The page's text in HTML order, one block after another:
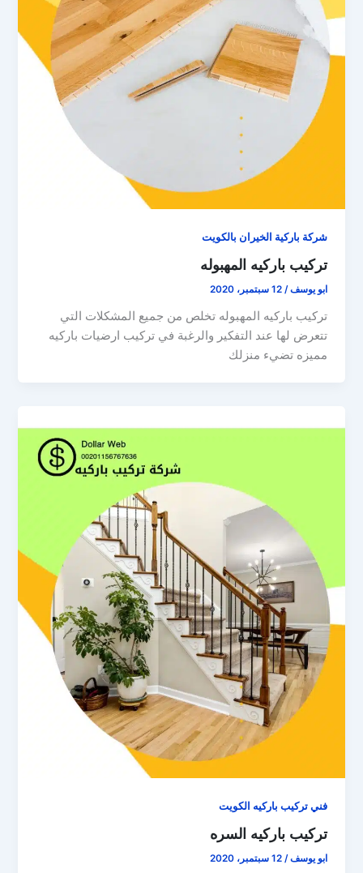
شركة باركية الخيران بالكويت
تركيب باركيه المهبوله
ابو يوسف/12 سبتمبر، 2020
تركيب باركيه المهبوله تخلص من جميع المشكلات التي
تتعرض لها عند التفكير والرغبة في تركيب ارضيات باركيه
مميزه تضيء منزلك
فني تركيب باركيه الكويت
تركيب باركيه السره
ابو يوسف/12 سبتمبر، 2020